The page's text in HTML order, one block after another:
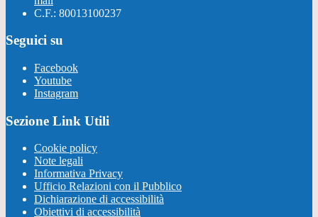
C.F.: 80013100237
Seguici su
Facebook
Youtube
Instagram
Sezione Link Utili
Cookie policy
Note legali
Informativa Privacy
Ufficio Relazioni con il Pubblico
Dichiarazione di accessibilità
Obiettivi di accessibilità